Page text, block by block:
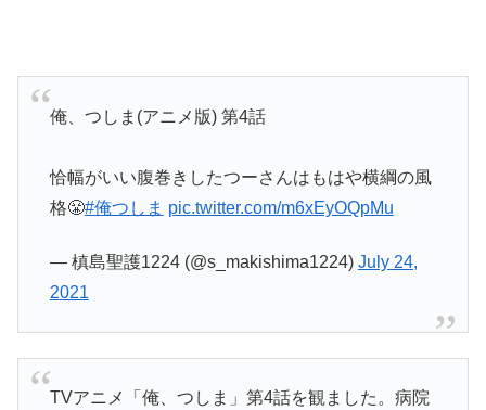
俺、つしま(アニメ版) 第4話
恰幅がいい腹巻きしたつーさんはもはや横綱の風
格😤#俺つしま pic.twitter.com/m6xEyOQpMu
— 槙島聖護1224 (@s_makishima1224) July 24,
2021
TVアニメ「俺、つしま」第4話を観ました。病院